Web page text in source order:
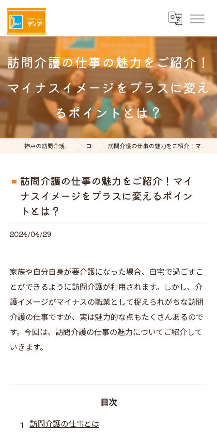
訪問介護の仕事の魅力をご紹介！
マイナスイメージをプラスに変え
るポイントとは？
神戸の訪問介護はケアステーションDear コラム 訪問介護の仕事の魅力をご紹介！マイナスイメージをプラスに変えるポイントとは？
訪問介護の仕事の魅力をご紹介！マイ
ナスイメージをプラスに変えるポイン
トとは？
2024/04/29
家族や自分自身が要介護になった場合、自宅で過ごすこ
とができるように訪問介護が利用されます。しかし、介
護イメージがマイナスの職業として捉えられがちな訪問
介護の仕事ですが、実は魅力的な点もたくさんあるので
す。今回は、訪問介護の仕事の魅力についてご紹介して
いきます。
目次
訪問介護の仕事とは